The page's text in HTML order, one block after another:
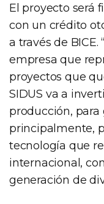
El proyecto será
con un crédito
a través de
empresa que
proyectos que
SIDUS va a
producción, para
principalmente,
tecnología que
internacional,
generación de